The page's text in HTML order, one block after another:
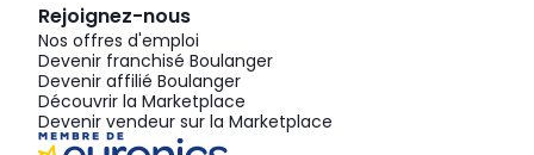
Rejoignez-nous
Nos offres d'emploi
Devenir franchisé Boulanger
Devenir affilié Boulanger
Découvrir la Marketplace
Devenir vendeur sur la Marketplace